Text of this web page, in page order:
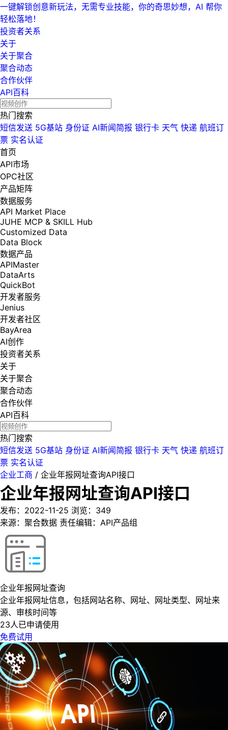
一键解锁创意新玩法，无需专业技能，你的奇思妙想，AI 帮你
轻松落地！
投资者关系
关于
关于聚合
聚合动态
合作伙伴
API百科
热门搜索
短信发送 5G基站 身份证 AI新闻简报 银行卡 天气 快递 航班订
票 实名认证
首页
API市场
OPC社区
产品矩阵
数据服务
API Market Place
JUHE MCP & SKILL Hub
Customized Data
Data Block
数据产品
APIMaster
DataArts
QuickBot
开发者服务
Jenius
开发者社区
BayArea
AI创作
投资者关系
关于
关于聚合
聚合动态
合作伙伴
API百科
热门搜索
短信发送 5G基站 身份证 AI新闻简报 银行卡 天气 快递 航班订
票 实名认证
企业工商 / 企业年报网址查询API接口
企业年报网址查询API接口
发布：2022-11-25 浏览： 349
来源：聚合数据 责任编辑：API产品组
企业年报网址查询
企业年报网址信息，包括网站名称、网址、网址类型、网址来
源、审核时间等
23人已申请使用
免费试用